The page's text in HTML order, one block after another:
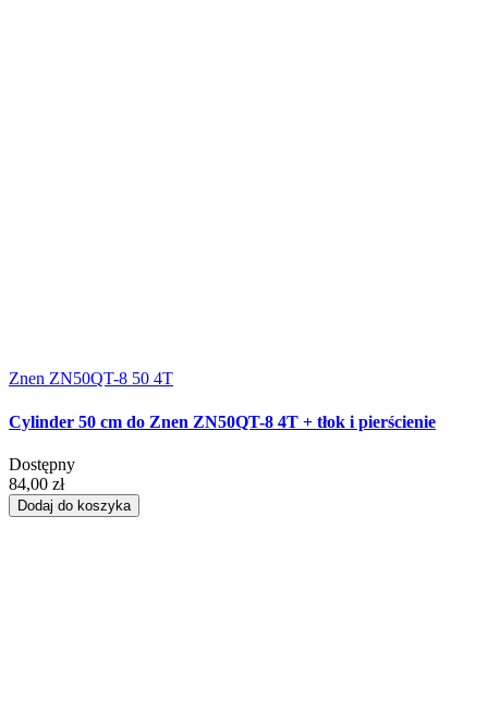
Znen ZN50QT-8 50 4T
Cylinder 50 cm do Znen ZN50QT-8 4T + tłok i pierścienie
Dostępny
84,00 zł
Dodaj do koszyka